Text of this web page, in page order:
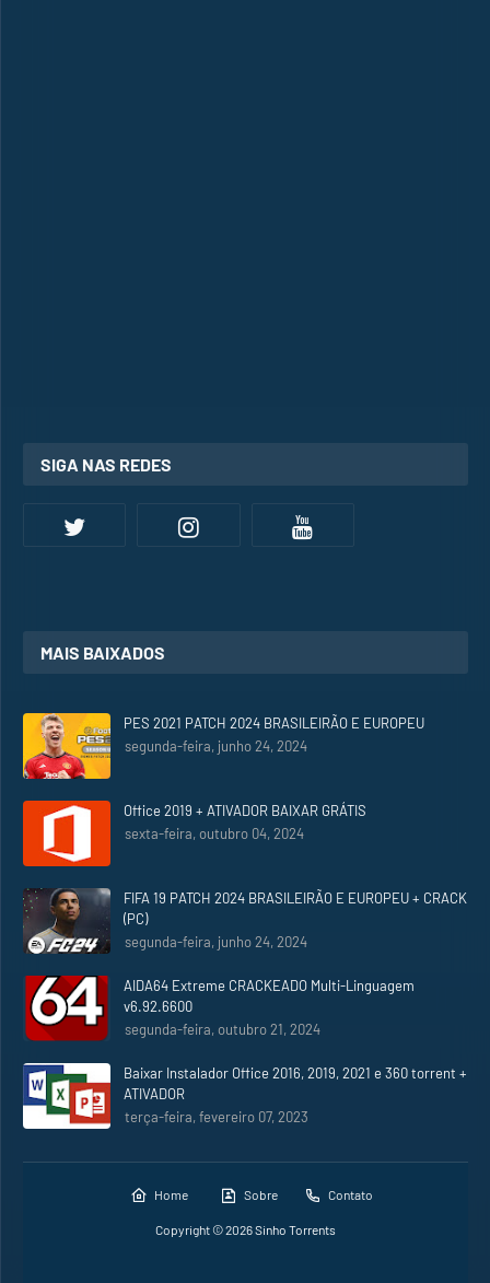
SIGA NAS REDES
MAIS BAIXADOS
PES 2021 PATCH 2024 BRASILEIRÃO E EUROPEU
segunda-feira, junho 24, 2024
Office 2019 + ATIVADOR BAIXAR GRÁTIS
sexta-feira, outubro 04, 2024
FIFA 19 PATCH 2024 BRASILEIRÃO E EUROPEU + CRACK
(PC)
segunda-feira, junho 24, 2024
AIDA64 Extreme CRACKEADO Multi-Linguagem
v6.92.6600
segunda-feira, outubro 21, 2024
Baixar Instalador Office 2016, 2019, 2021 e 360 torrent +
ATIVADOR
terça-feira, fevereiro 07, 2023
Home Sobre Contato
Copyright ©2026Sinho Torrents